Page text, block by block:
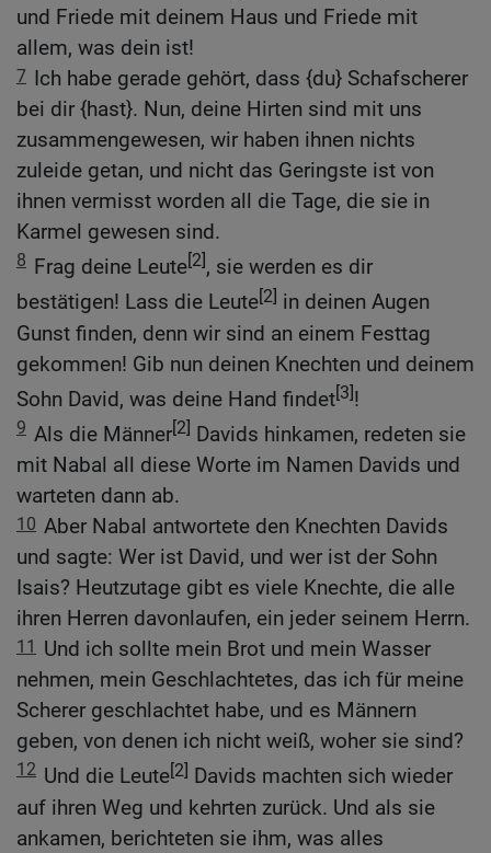
und Friede mit deinem Haus und Friede mit
allem, was dein ist!
7 Ich habe gerade gehört, dass {du} Schafscherer
bei dir {hast}. Nun, deine Hirten sind mit uns
zusammengewesen, wir haben ihnen nichts
zuleide getan, und nicht das Geringste ist von
ihnen vermisst worden all die Tage, die sie in
Karmel gewesen sind.
8 Frag deine Leute[2], sie werden es dir
bestätigen! Lass die Leute[2] in deinen Augen
Gunst finden, denn wir sind an einem Festtag
gekommen! Gib nun deinen Knechten und deinem
Sohn David, was deine Hand findet[3]!
9 Als die Männer[2] Davids hinkamen, redeten sie
mit Nabal all diese Worte im Namen Davids und
warteten dann ab.
10 Aber Nabal antwortete den Knechten Davids
und sagte: Wer ist David, und wer ist der Sohn
Isais? Heutzutage gibt es viele Knechte, die alle
ihren Herren davonlaufen, ein jeder seinem Herrn.
11
Und ich sollte mein Brot und mein Wasser
nehmen, mein Geschlachtetes, das ich für meine
Scherer geschlachtet habe, und es Männern
geben, von denen ich nicht weiß, woher sie sind?
12 Und die Leute[2] Davids machten sich wieder
auf ihren Weg und kehrten zurück. Und als sie
ankamen, berichteten sie ihm, was alles